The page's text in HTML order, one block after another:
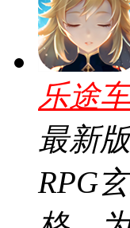
乐途
最新
RPG